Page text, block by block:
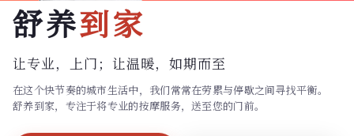
预约技师
舒养到家
让专业，上门； 让温暖，如期而至
在这个快节奏的城市生活中，我们常常在劳累与停歇之间寻找平衡。
舒养到家，专注于将专业的按摩服务，送至您的门前。